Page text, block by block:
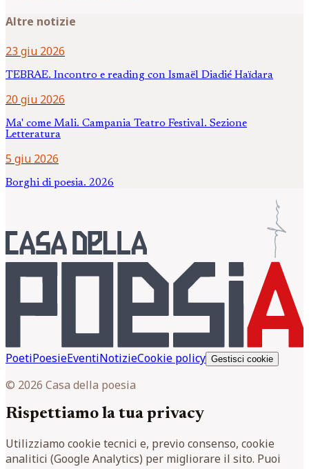
Altre notizie
23 giu 2026
TEBRAE. Incontro e reading con Ismaël Diadié Haïdara
20 giu 2026
Ma' come Mali. Campania Teatro Festival. Sezione
Letteratura
5 giu 2026
Borghi di poesia. 2026
PoetiPoesieEventiNotizieCookie policy Gestisci cookie
© 2026 Casa della poesia
Rispettiamo la tua privacy
Utilizziamo cookie tecnici e, previo consenso, cookie
analitici (Google Analytics) per migliorare il sito. Puoi